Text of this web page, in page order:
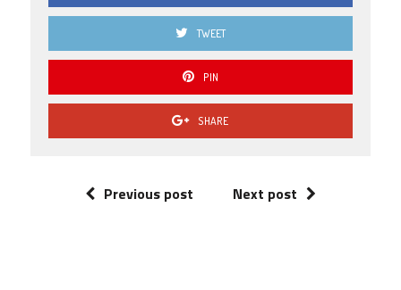
TWEET
PIN
SHARE
Previous post Next post